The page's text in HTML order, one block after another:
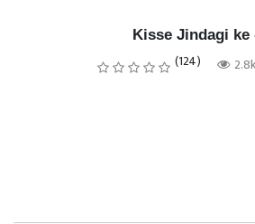
Kisse Jindagi ke
(124) 2.8k